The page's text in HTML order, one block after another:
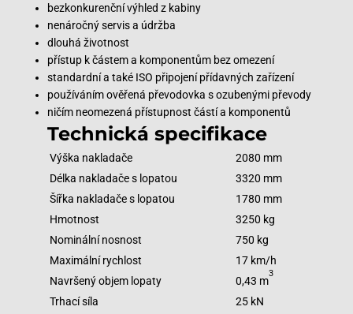
bezkonkurenční výhled z kabiny
nenáročný servis a údržba
dlouhá životnost
přístup k částem a komponentům bez omezení
standardní a také ISO připojení přídavných zařízení
používáním ověřená převodovka s ozubenými převody
ničím neomezená přístupnost částí a komponentů
Technická specifikace
Výška nakladače
2080 mm
Délka nakladače s lopatou
3320 mm
Šířka nakladače s lopatou
1780 mm
Hmotnost
3250 kg
Nominální nosnost
750 kg
Maximální rychlost
17 km/h
Navršený objem lopaty
0,43 m
3
Trhací síla
25 kN